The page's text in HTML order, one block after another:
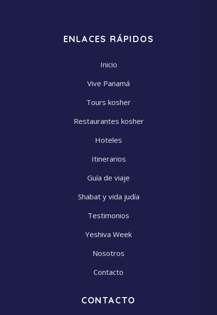
ENLACES RÁPIDOS
Inicio
Vive Panamá
Tours kosher
Restaurantes kosher
Hoteles
Itinerarios
Guía de viaje
Shabat y vida judía
Testimonios
Yeshiva Week
Nosotros
Contacto
CONTACTO